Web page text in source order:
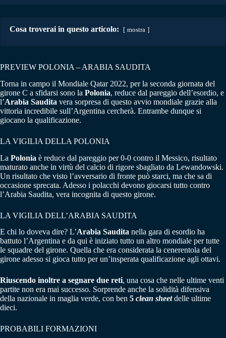
Cosa troverai in questo articolo: mostra
PREVIEW POLONIA – ARABIA SAUDITA
Torna in campo il Mondiale Qatar 2022, per la seconda giornata del
girone C a sfidarsi sono la Polonia, reduce dal pareggio dell’esordio, e
l’Arabia Saudita vera sorpresa di questo avvio mondiale grazie alla
vittoria incredibile sull’Argentina cercherà. Entrambe dunque si
giocano la qualificazione.
LA VIGILIA DELLA POLONIA
La Polonia è reduce dal pareggio per 0-0 contro il Messico, risultato
maturato anche in virtù del calcio di rigore sbagliato da Lewandowski.
Un risultato che visto l’avversario di fronte può starci, ma che sa di
occasione sprecata. Adesso i polacchi devono giocarsi tutto contro
l’Arabia Saudita, vera incognita di questo girone.
LA VIGILIA DELL’ARABIA SAUDITA
E chi lo doveva dire? L’Arabia Saudita nella gara di esordio ha
battuto l’Argentina e da qui è iniziato tutto un altro mondiale per tutte
le squadre del girone. Quella che era considerata la cenerentola del
girone adesso si gioca tutto per un’insperata qualificazione agli ottavi.
Riuscendo inoltre a segnare due reti, una cosa che nelle ultime venti
partite non era mai successo. Sorprende anche la solidità difensiva
della nazionale in maglia verde, con ben 5 clean sheetdelle ultime
dieci.
PROBABILI FORMAZIONI